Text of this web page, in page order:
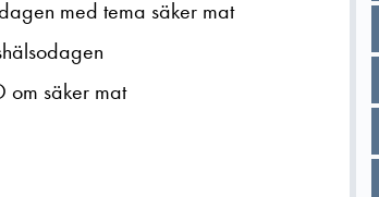
med tema säker mat
om säker mat